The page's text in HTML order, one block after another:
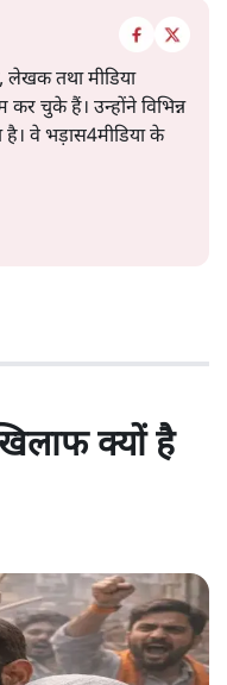
तथा मीडिया
चुके हैं। उन्होंने विभिन्न
वे भड़ास4मीडिया के
क्यों है